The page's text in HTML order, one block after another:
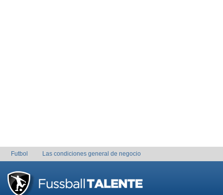
Futbol Las condiciones general de negocio